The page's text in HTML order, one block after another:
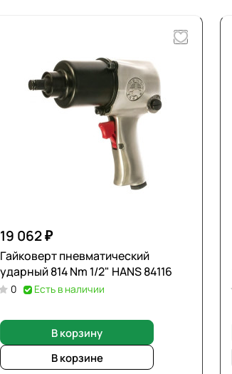
19 062 ₽
Гайковерт пневматический
ударный 814 Nm 1/2" HANS 84116
0 Есть в наличии
В корзину
В корзине